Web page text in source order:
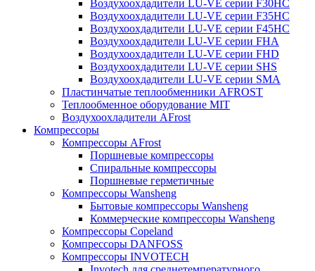
Воздухоохдадители LU-VE серии F30HC
Воздухоохдадители LU-VE серии F35HC
Воздухоохдадители LU-VE серии F45HC
Воздухоохдадители LU-VE серии FHA
Воздухоохдадители LU-VE серии FHD
Воздухоохдадители LU-VE серии SHS
Воздухоохдадители LU-VE серии SMA
Пластинчатые теплообменники AFROST
Теплообменное оборудование MIT
Воздухоохладители AFrost
Компрессоры
Компрессоры AFrost
Поршневые компрессоры
Спиральные компрессоры
Поршневые герметичные
Компрессоры Wansheng
Бытовые компрессоры Wansheng
Коммерческие компрессоры Wansheng
Компрессоры Copeland
Компрессоры DANFOSS
Компрессоры INVOTECH